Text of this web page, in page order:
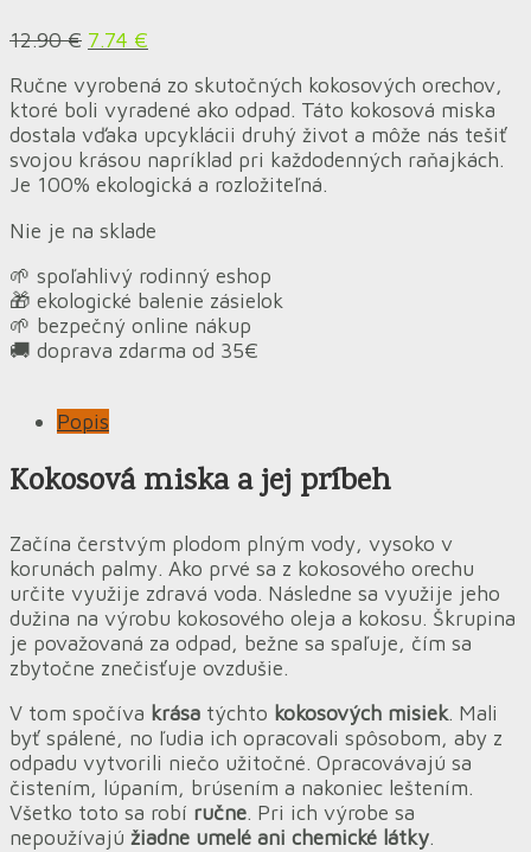
12.90€ 7.74 €
Ručne vyrobená zo skutočných kokosových orechov,
ktoré boli vyradené ako odpad. Táto kokosová miska
dostala vďaka upcyklácii druhý život a môže nás tešiť
svojou krásou napríklad pri každodenných raňajkách.
Je 100% ekologická a rozložiteľná.
Nie je na sklade
🌱 spoľahlivý rodinný eshop
🎁 ekologické balenie zásielok
🌱 bezpečný online nákup
🚚 doprava zdarma od 35€
Popis
Kokosová miska a jej príbeh
Začína čerstvým plodom plným vody, vysoko v
korunách palmy. Ako prvé sa z kokosového orechu
určite využije zdravá voda. Následne sa využije jeho
dužina na výrobu kokosového oleja a kokosu. Škrupina
je považovaná za odpad, bežne sa spaľuje, čím sa
zbytočne znečisťuje ovzdušie.
V tom spočíva krása týchto kokosových misiek. Mali
byť spálené, no ľudia ich opracovali spôsobom, aby z
odpadu vytvorili niečo užitočné. Opracovávajú sa
čistením, lúpaním, brúsením a nakoniec leštením.
Všetko toto sa robí ručne. Pri ich výrobe sa
nepoužívajú žiadne umelé ani chemické látky.